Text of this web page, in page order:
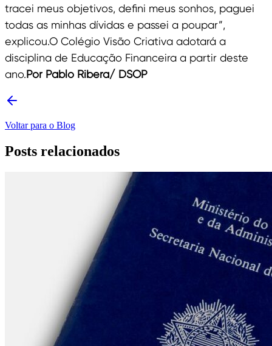
tracei meus objetivos, defini meus sonhos, paguei
todas as minhas dívidas e passei a poupar”,
explicou.O Colégio Visão Criativa adotará a
disciplina de Educação Financeira a partir deste
ano.Por Pablo Ribera/ DSOP
Voltar para o Blog
Posts relacionados